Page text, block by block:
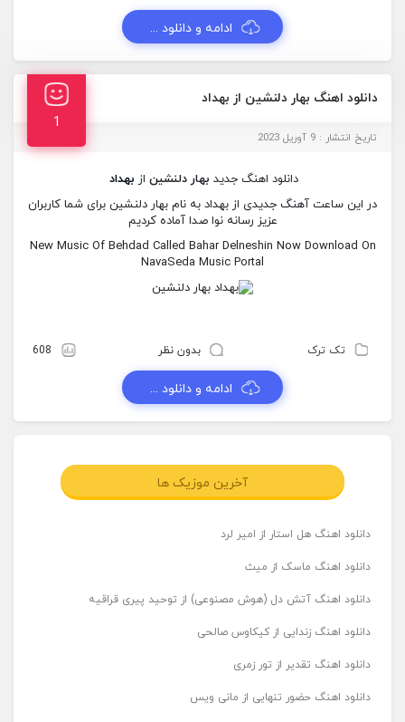
ادامه و دانلود ...
دانلود اهنگ بهار دلنشین از بهداد
1
تاریخ انتشار : 9 آوریل 2023
دانلود اهنگ جدید بهار دلنشین از بهداد
در این ساعت آهنگ جدیدی از بهداد به نام بهار دلنشین برای شما کاربران
عزیز رسانه نوا صدا آماده کردیم
New Music Of Behdad Called Bahar Delneshin Now Download On
NavaSeda Music Portal
تک ترک بدون نظر 608
ادامه و دانلود ...
آخرین موزیک ها
دانلود اهنگ هل استار از امیر لرد
دانلود اهنگ ماسک از میث
دانلود اهنگ آتش دل (هوش مصنوعی) از توحید پیری قراقیه
دانلود اهنگ زندایی از کیکاوس صالحی
دانلود اهنگ تقدیر از تور زمری
دانلود اهنگ حضور تنهایی از مانی ویس